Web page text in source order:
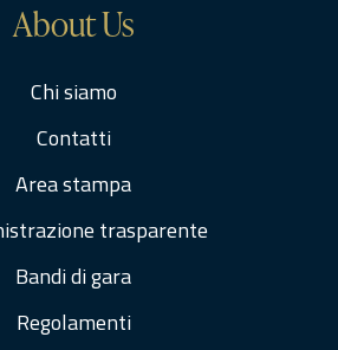
About Us
Chi siamo
Contatti
Area stampa
trasparente
Bandi di gara
Regolamenti